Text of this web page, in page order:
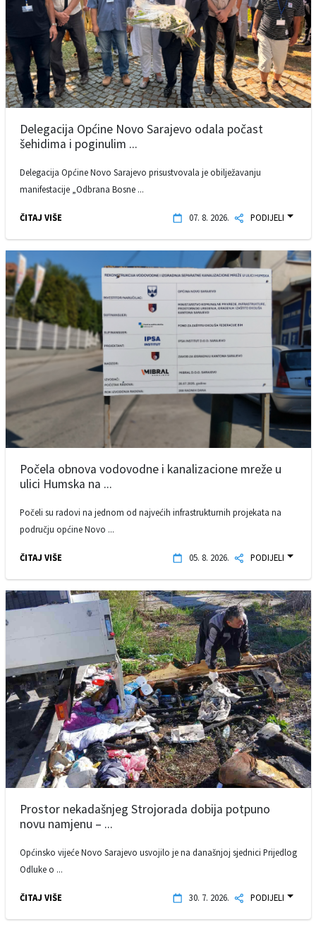
Delegacija Općine Novo Sarajevo odala počast
šehidima i poginulim ...
Delegacija Općine Novo Sarajevo prisustvovala je obilježavanju
manifestacije „Odbrana Bosne ...
ČITAJ VIŠE 07. 8. 2026. PODIJELI
Počela obnova vodovodne i kanalizacione mreže u
ulici Humska na ...
Počeli su radovi na jednom od najvećih infrastrukturnih projekata na
području općine Novo ...
ČITAJ VIŠE 05. 8. 2026. PODIJELI
Prostor nekadašnjeg Strojorada dobija potpuno
novu namjenu – ...
Općinsko vijeće Novo Sarajevo usvojilo je na današnjoj sjednici Prijedlog
Odluke o ...
ČITAJ VIŠE 30. 7. 2026. PODIJELI